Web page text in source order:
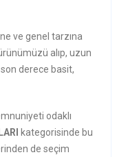
ve genel tarzına
alıp, uzun
son derece basit,
odaklı
kategorisinde bu
de seçim